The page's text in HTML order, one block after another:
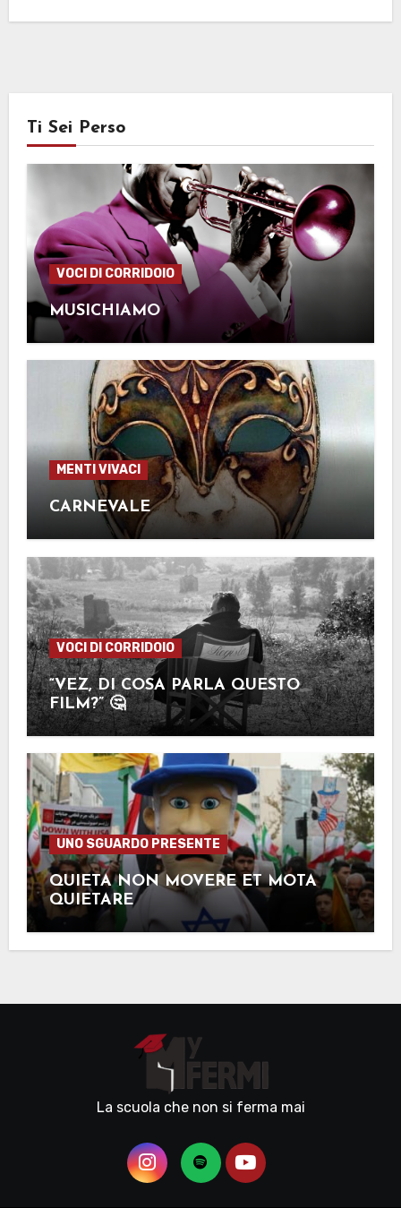
Ti Sei Perso
VOCI DI CORRIDOIO
MUSICHIAMO
MENTI VIVACI
CARNEVALE
VOCI DI CORRIDOIO
“VEZ, DI COSA PARLA QUESTO
FILM?” 🤔
UNO SGUARDO PRESENTE
QUIETA NON MOVERE ET MOTA
QUIETARE
La scuola che non si ferma mai